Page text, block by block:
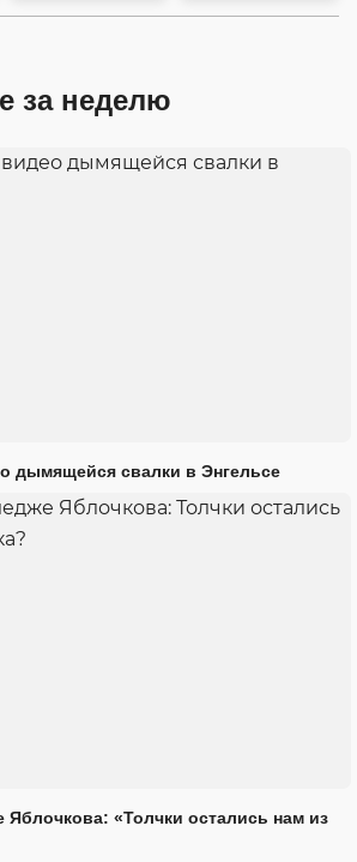
за неделю
дымящейся свалки в Энгельсе
«Толчки остались нам из